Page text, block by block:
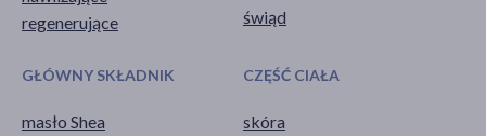
regenerujące
świąd
GŁÓWNY SKŁADNIK
masło Shea
CZĘŚĆ CIAŁA
skóra